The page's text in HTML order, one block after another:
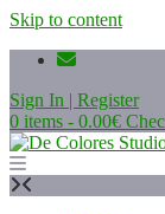
Skip to content
Sign In | Register
0 items - 0.00€